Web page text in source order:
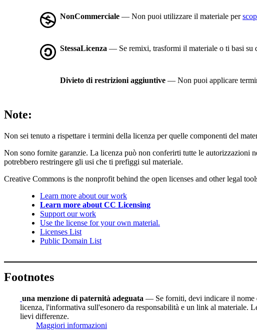
NonCommerciale — Non puoi utilizzare il materiale per
StessaLicenza — Se remixi, trasformi il materiale o ti basi su
Divieto di restrizioni aggiuntive — Non puoi applicare
Note:
Non sei tenuto a rispettare i termini della licenza per quelle componenti del
Non sono fornite garanzie. La licenza può non conferirti tutte le autorizzazioni
potrebbero restringere gli usi che ti prefiggi sul materiale.
Creative Commons is the nonprofit behind the open licenses and other legal
Learn more about our work
Learn more about CC Licensing
Support our work
Use the license for your own material.
Licenses List
Public Domain List
Footnotes
una menzione di paternità adeguata — Se forniti, devi indicare il nome
licenza, l'informativa sull'esonero da responsabilità e un link al materiale.
lievi differenze.
Maggiori informazioni